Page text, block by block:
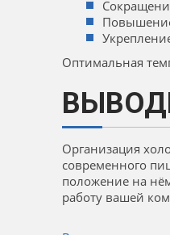
Оптимальная
Организация
современного
положение на
работу вашей